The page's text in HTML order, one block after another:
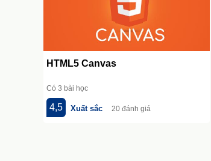
HTML5 Canvas
Có 3 bài học
4,5 Xuất sắc 20 đánh giá